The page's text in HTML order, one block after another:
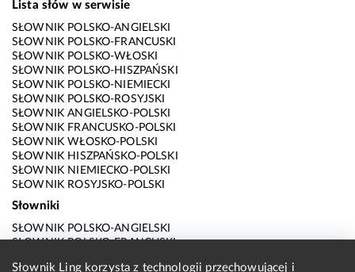
Lista słów w serwisie
SŁOWNIK POLSKO-ANGIELSKI
SŁOWNIK POLSKO-FRANCUSKI
SŁOWNIK POLSKO-WŁOSKI
SŁOWNIK POLSKO-HISZPAŃSKI
SŁOWNIK POLSKO-NIEMIECKI
SŁOWNIK POLSKO-ROSYJSKI
SŁOWNIK ANGIELSKO-POLSKI
SŁOWNIK FRANCUSKO-POLSKI
SŁOWNIK WŁOSKO-POLSKI
SŁOWNIK HISZPAŃSKO-POLSKI
SŁOWNIK NIEMIECKO-POLSKI
SŁOWNIK ROSYJSKO-POLSKI
Słowniki
SŁOWNIK POLSKO-ANGIELSKI
SŁOWNIK POLSKO-FRANCUSKI
Słownik Ling korzysta z technologii przechowującej i